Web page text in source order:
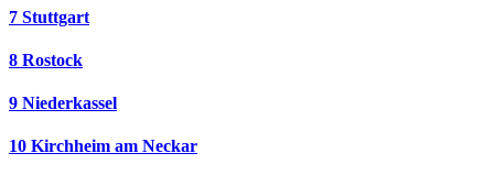
7 Stuttgart
8 Rostock
9 Niederkassel
10 Kirchheim am Neckar